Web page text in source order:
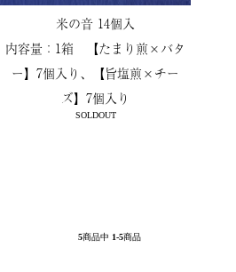
米の音 14個入
内容量：1箱 【たまり煎×バタ
ー】7個入り、【旨塩煎×チー
ズ】7個入り
SOLDOUT
5商品中 1-5商品